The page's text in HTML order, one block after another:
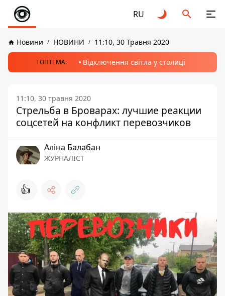
RU
Новини НОВИНИ 11:10, 30 Травня 2020
ТОПТЕМА: Відключення світла у столиці
11:10, 30 травня 2020
Стрельба в Броварах: лучшие реакции
соцсетей на конфликт перевозчиков
Аліна Балабан
ЖУРНАЛІСТ
👍